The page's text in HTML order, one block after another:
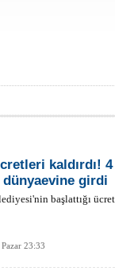
kaldırdı!
dünyaevine girdi
başlattığı
23:33